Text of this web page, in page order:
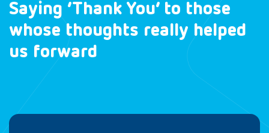
Saying ‘Thank You’ to those
whose thoughts really helped
us forward